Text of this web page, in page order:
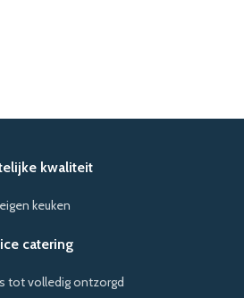
kwaliteit
keuken
catering
tot volledig ontzorgd